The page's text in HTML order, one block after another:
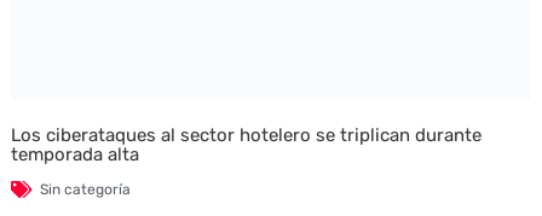
Los ciberataques al sector hotelero se triplican durante
temporada alta
Sin categoría